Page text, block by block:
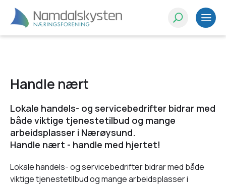
Handle nært
Lokale handels- og servicebedrifter bidrar med
både viktige tjenestetilbud og mange
arbeidsplasser i Nærøysund.
Handle nært - handle med hjertet!
Lokale handels- og servicebedrifter bidrar med både
viktige tjenestetilbud og mange arbeidsplasser i